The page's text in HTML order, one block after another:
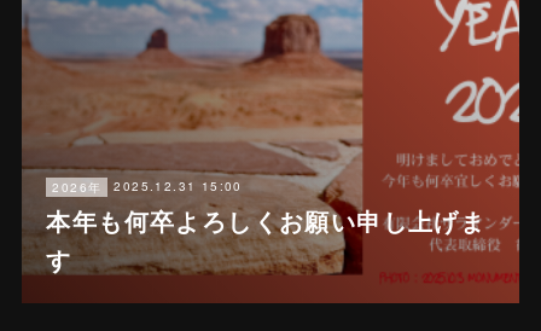
2026年 2025.12.31 15:00
本年も何卒よろしくお願い申し上げま
す